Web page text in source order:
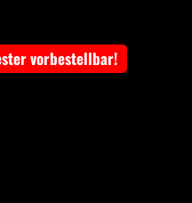
vorbestellbar!